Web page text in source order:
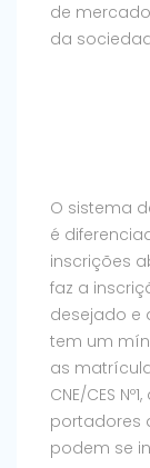
de
da
O sistema
é
inscrições
faz a
desejado e
tem um
as
CNE/CES
portadores
podem se